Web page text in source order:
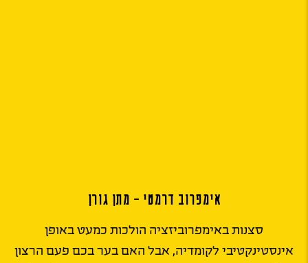
אימפרוב דרמטי – מתן גורן
סצנות באימפרוביזציה הולכות כמעט באופן
אינסטינקטיבי לקומדיה, אבל האם בער בכם פעם הרצון